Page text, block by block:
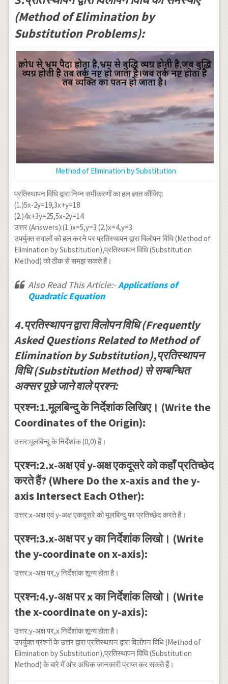
(Method of Elimination by
Substitution Problems):
Method of Elimination by Substitution
प्रतिस्थापन विधि द्वारा निम्न समीकरणों का हल ज्ञात कीजिए:
(1.)5x-2y=19,3x+y=18
(2.)4x+3y=25,5x-2y=14
उत्तर (Answers):(1.)x=5,y=3 (2.)x=4,y=3
उपर्युक्त सवालों को हल करने पर प्रतिस्थापन द्वारा विलोपन विधि (Method of
Elimination by Substitution),प्रतिस्थापन विधि (Substitution
Method) को ठीक से समझ सकते हैं।
Also Read This Article:-Applications of
Quadratic Equation
4.प्रतिस्थापन द्वारा विलोपन विधि (Frequently
Asked Questions Related to Method of
Elimination by Substitution),प्रतिस्थापन
विधि (Substitution Method) से सम्बन्धित
अक्सर पूछे जाने वाले प्रश्न:
प्रश्न:1.मूलबिन्दु के निर्देशांक लिखिए। (Write the
Coordinates of the Origin):
उत्तर:मूलबिन्दु के निर्देशांक (0,0) हैं।
प्रश्न:2.x-अक्ष एवं y-अक्ष एकदूसरे को कहाँ प्रतिच्छेद
करते हैं? (Where Do the x-axis and the y-
axis Intersect Each Other):
उत्तर:x-अक्ष एवं y-अक्ष एकदूसरे को मूलबिन्दु पर प्रतिच्छेद करते हैं।
प्रश्न:3.x-अक्ष पर y का निर्देशांक लिखो। (Write
the y-coordinate on x-axis):
उत्तर:x-अक्ष पर,y निर्देशांक शून्य होता है।
प्रश्न:4.y-अक्ष पर x का निर्देशांक लिखो। (Write
the x-coordinate on y-axis):
उत्तर:y-अक्ष पर,x निर्देशांक शून्य होता है।
उपर्युक्त प्रश्नों के उत्तर द्वारा प्रतिस्थापन द्वारा विलोपन विधि (Method of
Elimination by Substitution),प्रतिस्थापन विधि (Substitution
Method) के बारे में ओर अधिक जानकारी प्राप्त कर सकते हैं।